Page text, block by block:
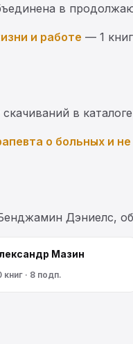
в
и работе — 1
в
о больных и
Дэниелс,
Мазин
книг · 8 подп.